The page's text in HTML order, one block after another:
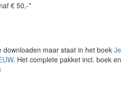
€ 50,-*
downloaden maar staat in het boek Je
. Het complete pakket incl. boek en